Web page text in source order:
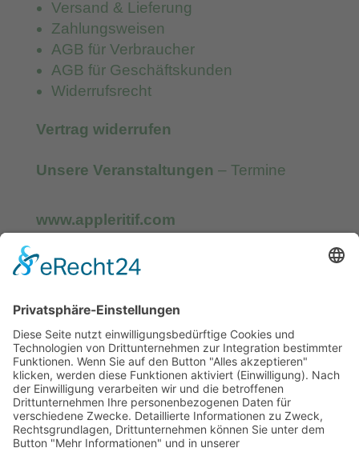
Versand & Lieferung
Zahlungsweisen
AGB für Verbraucher
AGB für Geschäftskunden
Widerrufsrecht
Vertrag widerrufen
Unsere Veranstaltungen – Termine
www.appleritif.com